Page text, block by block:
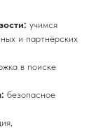
учимся
и партнёрских
в поиске
безопасное